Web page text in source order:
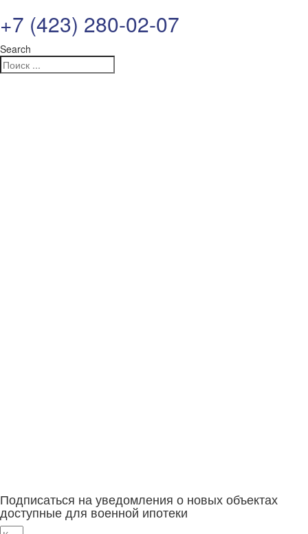
+7 (423) 280-02-07
Search
Подписаться на уведомления о новых объектах
доступные для военной ипотеки